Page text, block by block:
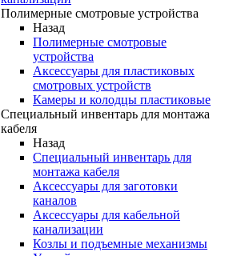
Полимерные смотровые устройства
Назад
Полимерные смотровые
устройства
Аксессуары для пластиковых
смотровых устройств
Камеры и колодцы пластиковые
Специальный инвентарь для монтажа
кабеля
Назад
Специальный инвентарь для
монтажа кабеля
Аксессуары для заготовки
каналов
Аксессуары для кабельной
канализации
Козлы и подъемные механизмы